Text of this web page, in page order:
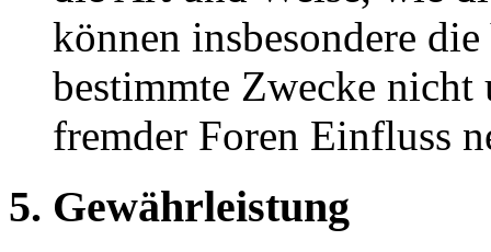
können insbesondere
bestimmte Zwecke nicht
fremder Foren Einfluss
5. Gewährleistung